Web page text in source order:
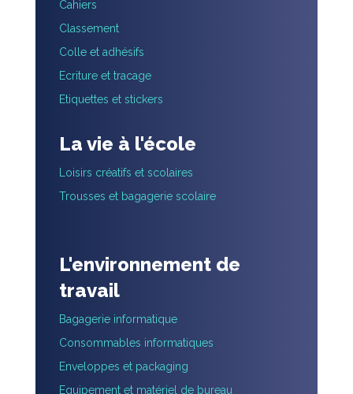
Cahiers
Classement
Colle et adhésifs
Ecriture et tracage
Etiquettes et stickers
La vie à l'école
Loisirs créatifs et scolaires
Trousses et bagagerie scolaire
L'environnement de
travail
Bagagerie informatique
Consommables informatiques
Enveloppes et packaging
Equipement et matériel de bureau